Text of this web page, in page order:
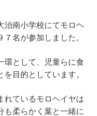
治南小学校にてモロヘ
名が参加しました。
環として、児童らに食
目的としています。
れているモロヘイヤは
も柔らかく葉と一緒に